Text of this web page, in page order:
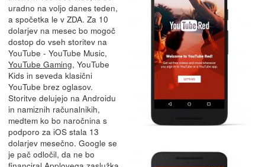
uradno na voljo danes teden,
a spočetka le v ZDA. Za 10
dolarjev na mesec bo mogoč
dostop do vseh storitev na
YouTube - YouTube Music,
YouTube Gaming, YouTube
Kids in seveda klasični
YouTube brez oglasov.
Storitve delujejo na Androidu
in namiznih računalnikih,
medtem ko bo naročnina s
podporo za iOS stala 13
dolarjev mesečno. Google se
je pač odločil, da ne bo